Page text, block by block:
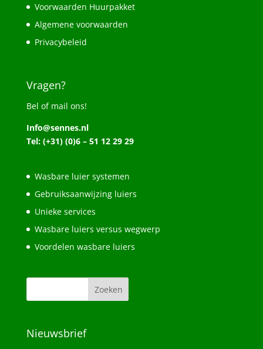
Voorwaarden Huurpakket
Algemene voorwaarden
Privacybeleid
Vragen?
Bel of mail ons!
Info@sennes.nl
Tel: (+31) (0)6 – 51 12 29 29
Wasbare luier systemen
Gebruiksaanwijzing luiers
Unieke services
Wasbare luiers versus wegwerp
Voordelen wasbare luiers
Nieuwsbrief